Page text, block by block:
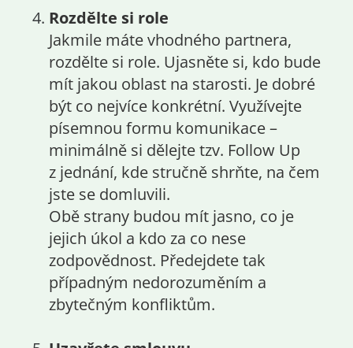
Rozdělte si role
Jakmile máte vhodného partnera,
rozdělte si role. Ujasněte si, kdo bude
mít jakou oblast na starosti. Je dobré
být co nejvíce konkrétní. Využívejte
písemnou formu komunikace –
minimálně si dělejte tzv. Follow Up
z jednání, kde stručně shrňte, na čem
jste se domluvili.
Obě strany budou mít jasno, co je
jejich úkol a kdo za co nese
zodpovědnost. Předejdete tak
případným nedorozuměním a
zbytečným konfliktům.